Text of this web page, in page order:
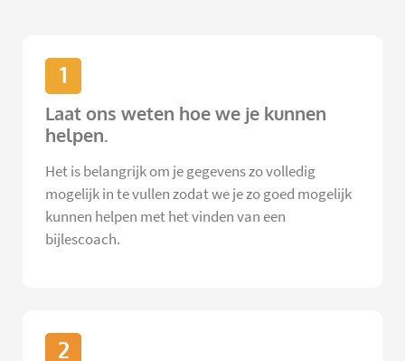
1
Laat ons weten hoe we je kunnen
helpen.
Het is belangrijk om je gegevens zo volledig
mogelijk in te vullen zodat we je zo goed mogelijk
kunnen helpen met het vinden van een
bijlescoach.
2